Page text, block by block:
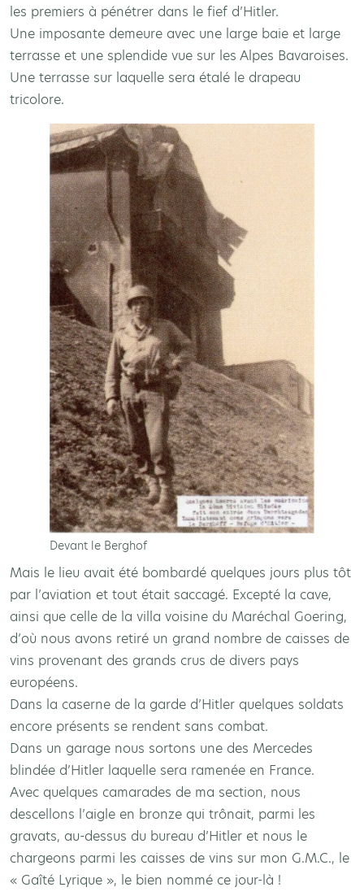
les premiers à pénétrer dans le fief d’Hitler.
Une imposante demeure avec une large baie et large
terrasse et une splendide vue sur les Alpes Bavaroises.
Une terrasse sur laquelle sera étalé le drapeau
tricolore.
Devant le Berghof
Mais le lieu avait été bombardé quelques jours plus tôt
par l’aviation et tout était saccagé. Excepté la cave,
ainsi que celle de la villa voisine du Maréchal Goering,
d’où nous avons retiré un grand nombre de caisses de
vins provenant des grands crus de divers pays
européens.
Dans la caserne de la garde d’Hitler quelques soldats
encore présents se rendent sans combat.
Dans un garage nous sortons une des Mercedes
blindée d’Hitler laquelle sera ramenée en France.
Avec quelques camarades de ma section, nous
descellons l’aigle en bronze qui trônait, parmi les
gravats, au-dessus du bureau d’Hitler et nous le
chargeons parmi les caisses de vins sur mon G.M.C., le
« Gaîté Lyrique », le bien nommé ce jour-là !